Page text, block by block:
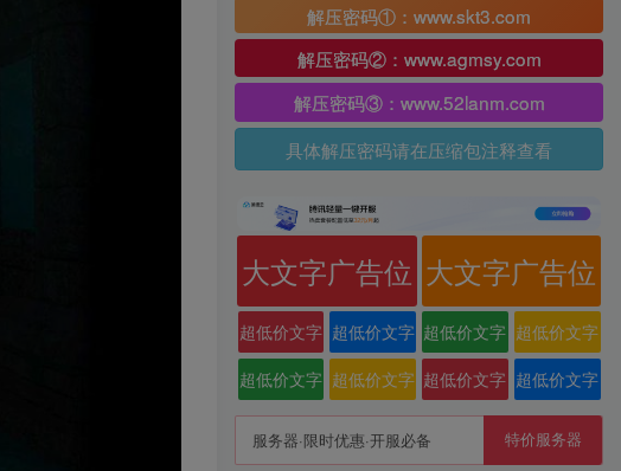
解压密码①：www.skt3.com
解压密码②：www.agmsy.com
解压密码③：www.52lanm.com
具体解压密码请在压缩包注释查看
大文字广告位 大文字广告位
超低价文字
广告位
超低价文字
广告位
超低价文字
广告位
超低价文字
广告位
超低价文字
广告位
超低价文字
广告位
超低价文字
广告位
超低价文字
广告位
服务器·限时优惠·开服必备 特价服务器